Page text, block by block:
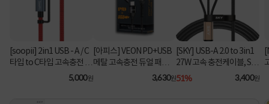
[soopii] 2in1 USB - A / C
타입 to C타입 고속충전 케
이블 PD 100W S52C [1.2
5,000원
[아피스] VEON PD+USB
메탈 고속충전 듀얼 패브릭
8핀 케이블
3,630원
[SKY] USB-A 2.0 to 3in1
27W 고속 충전케이블, SK
Y-A2-3IN1 [블랙/2m]
51% 3,400원